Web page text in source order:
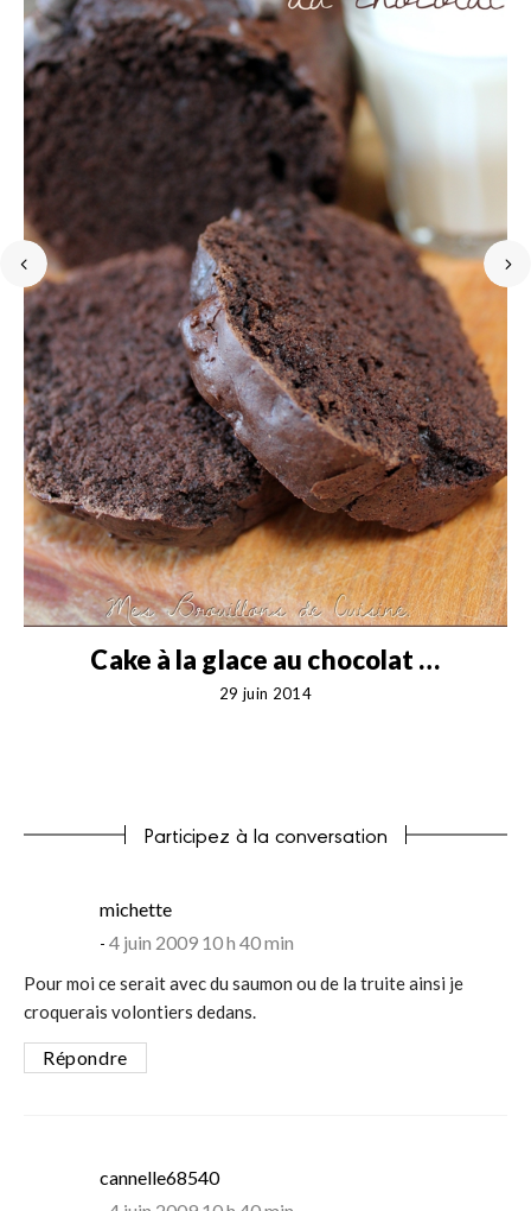
Cake à la glace au chocolat …
29 juin 2014
Participez à la conversation
michettesays:
4 juin 2009 10 h 40 min
Pour moi ce serait avec du saumon ou de la truite ainsi je
croquerais volontiers dedans.
Répondre
cannelle68540says: